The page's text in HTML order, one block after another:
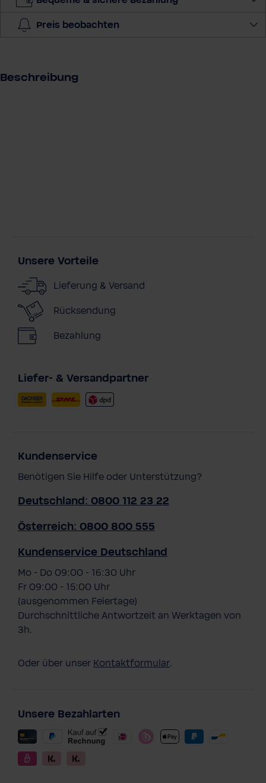
g
Preis beobachten
Beschreibung
Unsere Vorteile
Lieferung & Versand
Rücksendung
Bezahlung
Liefer- & Versandpartner
Kundenservice
Benötigen Sie Hilfe oder Unterstützung?
Deutschland: 0800 112 23 22
Österreich: 0800 800 555
Kundenservice Deutschland
Mo - Do 09:00 - 16:30 Uhr
Fr 09:00 - 15:00 Uhr
(ausgenommen Feiertage)
Durchschnittliche Antwortzeit an Werktagen von
3h.
Oder über unser Kontaktformular.
Unsere Bezahlarten